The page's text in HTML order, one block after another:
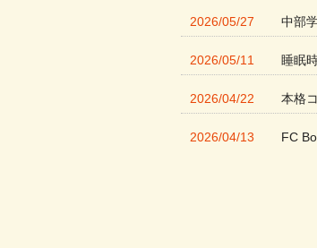
2026/05/27 中部
2026/05/11 睡眠
2026/04/22 本格
2026/04/13 FC